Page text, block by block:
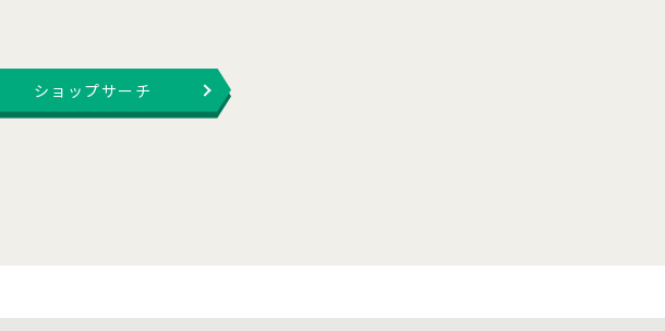
ショップサーチ